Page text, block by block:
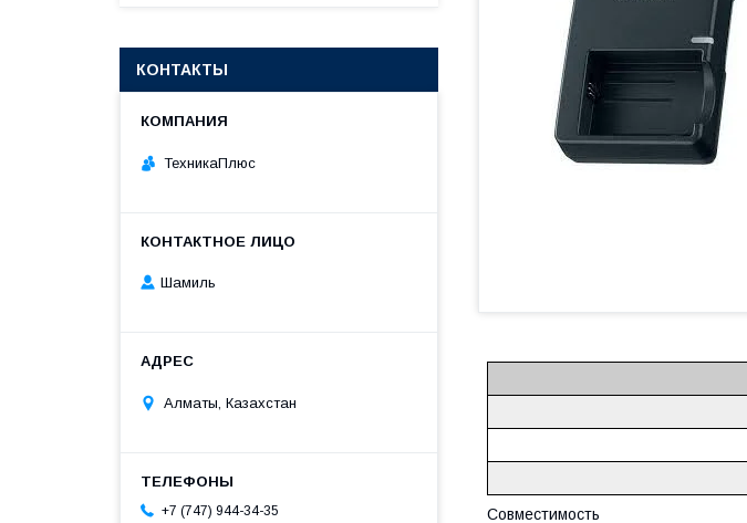
Совместимость
КОНТАКТЫ
ТехникаПлюс
Шамиль
Алматы, Казахстан
+7 (747) 944-34-35